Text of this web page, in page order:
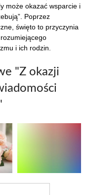
może okazać wsparcie i
Poprzez
święto to przyczynia
i ich rodzin.
"Z okazji